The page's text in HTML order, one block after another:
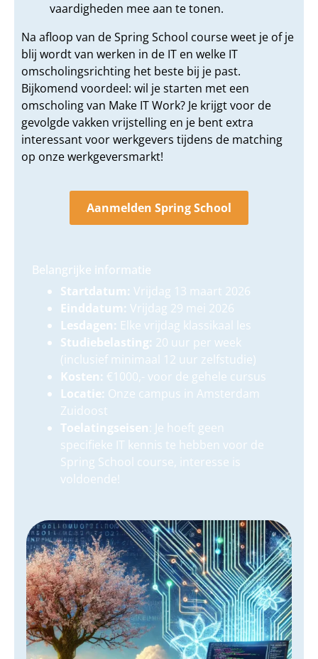
vaardigheden mee aan te tonen.
Na afloop van de Spring School course weet je of je
blij wordt van werken in de IT en welke IT
omscholingsrichting het beste bij je past.
Bijkomend voordeel: wil je starten met een
omscholing van Make IT Work? Je krijgt voor de
gevolgde vakken vrijstelling en je bent extra
interessant voor werkgevers tijdens de matching
op onze werkgeversmarkt!
Aanmelden Spring School
Belangrijke informatie
Startdatum: Vrijdag 13 maart 2026
Einddatum: Vrijdag 29 mei 2026
Lesdagen: Elke vrijdag klassikaal les
Studiebelasting: 20 uur per week
(inclusief minimaal 12 uur zelfstudie)
Kosten: €1000,- voor de gehele cursus
Locatie: Onze campus in Amsterdam
Zuidoost
Toelatingseisen: Je hoeft geen
specifieke IT kennis te hebben voor de
Spring School course, interesse is
voldoende!